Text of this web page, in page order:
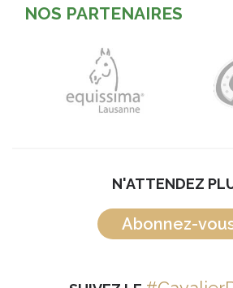
NOS PARTENAIRES
N'ATTENDEZ
Abonnez-